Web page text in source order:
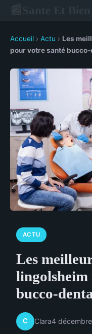
Accueil › Actu › Les
pour votre santé
ACTU
Les
lingolsheim
bucco-
C Clara4